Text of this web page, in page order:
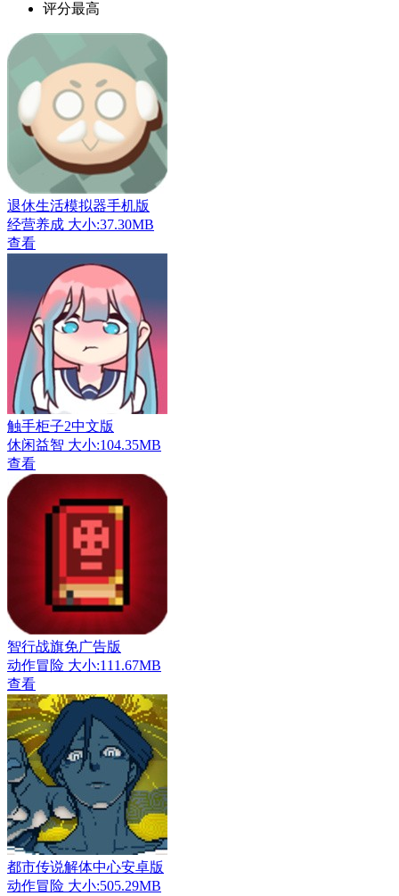
评分最高
退休生活模拟器手机版
经营养成 大小:37.30MB
查看
触手柜子2中文版
休闲益智 大小:104.35MB
查看
智行战旗免广告版
动作冒险 大小:111.67MB
查看
都市传说解体中心安卓版
动作冒险 大小:505.29MB